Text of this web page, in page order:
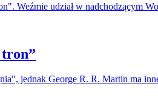
Weźmie udział w nadchodzącym
jednak George R. R. Martin ma